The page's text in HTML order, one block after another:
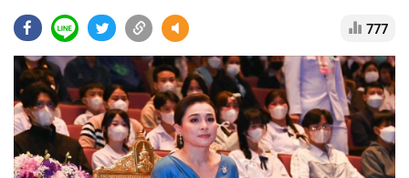
• ละคร
• CbizReview
Cyber BIZ
• ผู้จัดกวน
• Good health & Well-being
777